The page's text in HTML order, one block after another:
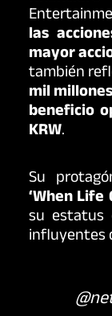
las
mayor
también
mil
beneficio
KRW.
Su
‘When Life
su estatus
influyentes